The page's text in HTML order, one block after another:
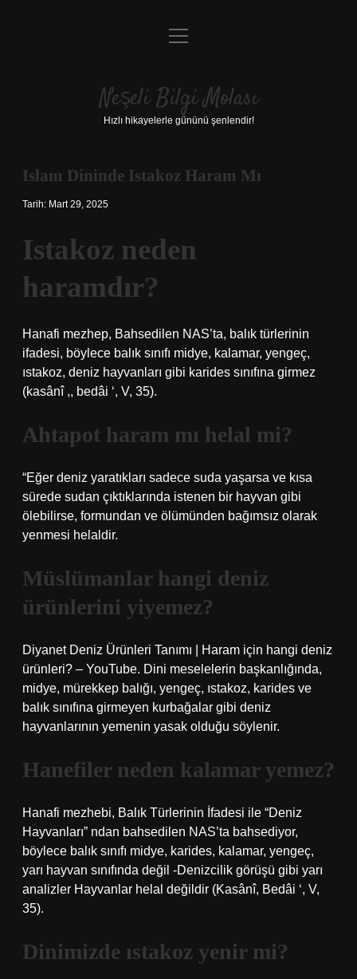
Anasayfa
Yasal Uyarı
menüyü
Neşeli Bilgi Molası
Hızlı hikayelerle gününü şenlendir!
Islam Dininde Istakoz Haram Mı
Tarih: Mart 29, 2025
Istakoz neden
haramdır?
Hanafi mezhep, Bahsedilen NAS’ta, balık türlerinin
ifadesi, böylece balık sınıfı midye, kalamar, yengeç,
ıstakoz, deniz hayvanları gibi karides sınıfına girmez
(kasânî ,, bedâi ‘, V, 35).
Ahtapot haram mı helal mi?
“Eğer deniz yaratıkları sadece suda yaşarsa ve kısa
sürede sudan çıktıklarında istenen bir hayvan gibi
ölebilirse, formundan ve ölümünden bağımsız olarak
yenmesi helaldir.
Müslümanlar hangi deniz
ürünlerini yiyemez?
Diyanet Deniz Ürünleri Tanımı | Haram için hangi deniz
ürünleri? – YouTube. Dini meselelerin başkanlığında,
midye, mürekkep balığı, yengeç, ıstakoz, karides ve
balık sınıfına girmeyen kurbağalar gibi deniz
hayvanlarının yemenin yasak olduğu söylenir.
Hanefiler neden kalamar yemez?
Hanafi mezhebi, Balık Türlerinin İfadesi ile “Deniz
Hayvanları” ndan bahsedilen NAS’ta bahsediyor,
böylece balık sınıfı midye, karides, kalamar, yengeç,
yarı hayvan sınıfında değil -Denizcilik görüşü gibi yarı
analizler Hayvanlar helal değildir (Kasânî, Bedâi ‘, V,
35).
Dinimizde ıstakoz yenir mi?